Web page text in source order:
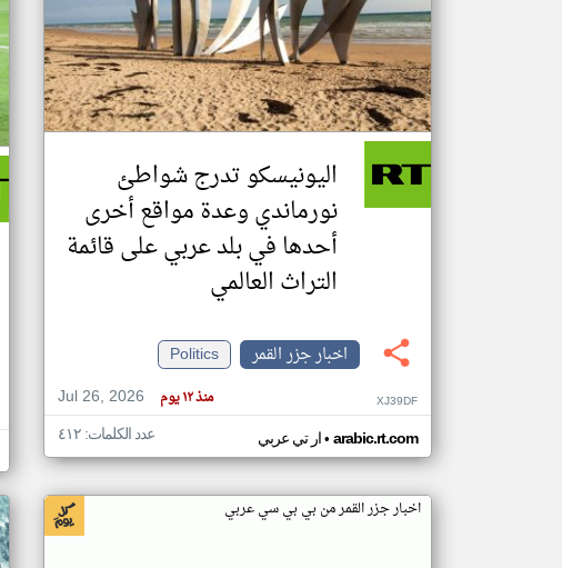
اليونيسكو تدرج شواطئ
نورماندي وعدة مواقع أخرى
أحدها في بلد عربي على قائمة
التراث العالمي
اخبار جزر القمر
Politics
Jul 26, 2026
منذ ١٢ يوم XJ39DF
ار تي عربي• arabic.rt.com عدد الكلمات: ٤١٢
اخبار جزر القمر من بي بي سي عربي